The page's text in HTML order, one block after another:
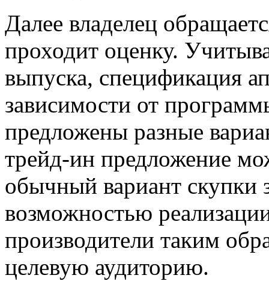
Далее владелец
проходит оценку.
выпуска, спецификация
зависимости от
предложены разные
трейд-ин предложение
обычный вариант скупки
возможностью
производители таким
целевую аудиторию.